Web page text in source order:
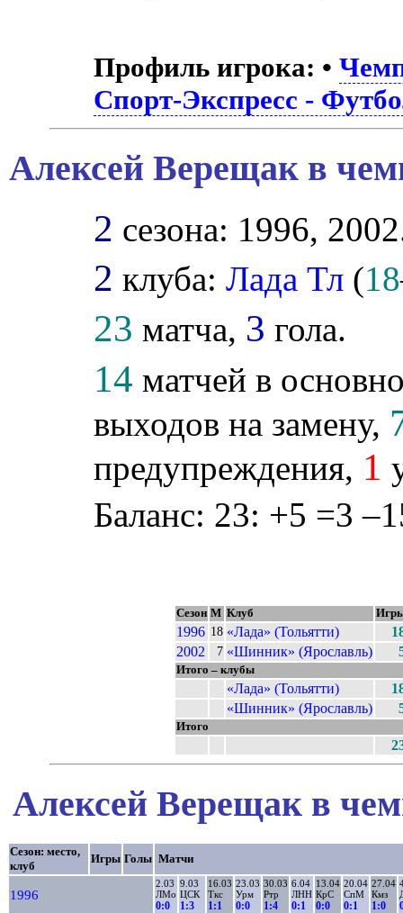
Профиль игрока: •
Спорт-Экспресс -
Алексей Верещак в
2 сезона: 1996,
2 клуба:Лада Тл (18
23 матча, 3 гола.
14 матчей в
выходов на замену,
предупреждения, 1
Баланс: 23: +5 =3
Сезон М Клуб
1996 18 «Лада» (Тольятти)
2002
7 «Шинник» (Ярославль)
Итого – клубы
«Лада» (Тольятти)
«Шинник» (Ярославль)
Итого
Алексей Верещак в
Сезон: место,
клуб
Игры Голы Матчи
1996
2.03
ЛМо
0:0
9.03
ЦСК
1:3
16.03
Ткс
1:1
23.03
Урм
0:0
30.03
Ртр
1:4
6.04
ЛНН
0:1
13.04
КрС
0:0
20.04
СпМ
0:1
27.04
Кмз
1:0